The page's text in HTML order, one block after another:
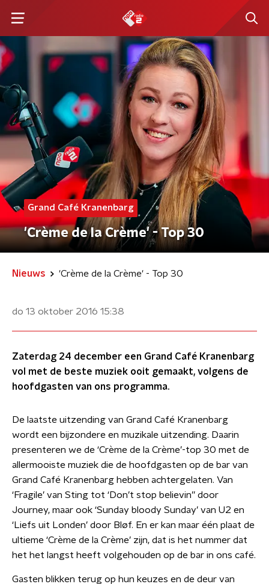
Grand Café Kranenbarg
'Crème de la Crème' - Top 30
Nieuws 'Crème de la Crème' - Top 30
do 13 oktober 2016 15:38
Zaterdag 24 december een Grand Café Kranenbarg
vol met de beste muziek ooit gemaakt, volgens de
hoofdgasten van ons programma.
De laatste uitzending van Grand Café Kranenbarg
wordt een bijzondere en muzikale uitzending. Daarin
presenteren we de ‘Crème de la Crème’-top 30 met de
allermooiste muziek die de hoofdgasten op de bar van
Grand Café Kranenbarg hebben achtergelaten. Van
‘Fragile’ van Sting tot ‘Don’t stop believin’’ door
Journey, maar ook ‘Sunday bloody Sunday’ van U2 en
‘Liefs uit Londen’ door Bløf. En er kan maar één plaat de
ultieme ‘Crème de la Crème’ zijn, dat is het nummer dat
het het langst heeft volgehouden op de bar in ons café.
Gasten blikken terug op hun keuzes en de deur van